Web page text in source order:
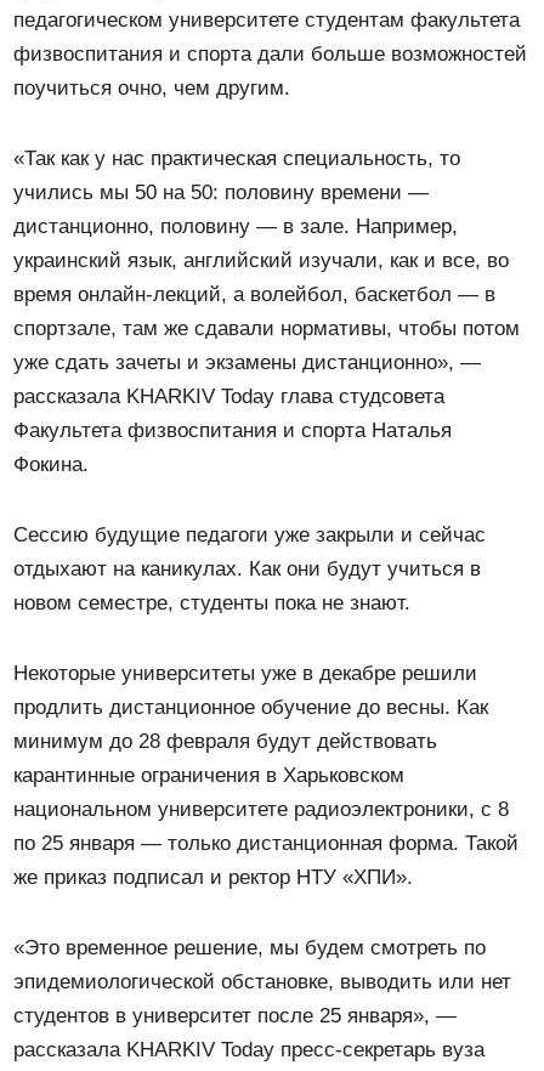
педагогическом университете студентам факультета
физвоспитания и спорта дали больше возможностей
поучиться очно, чем другим.
«Так как у нас практическая специальность, то
учились мы 50 на 50: половину времени —
дистанционно, половину — в зале. Например,
украинский язык, английский изучали, как и все, во
время онлайн-лекций, а волейбол, баскетбол — в
спортзале, там же сдавали нормативы, чтобы потом
уже сдать зачеты и экзамены дистанционно», —
рассказала KHARKIV Today глава студсовета
Факультета физвоспитания и спорта Наталья
Фокина.
Сессию будущие педагоги уже закрыли и сейчас
отдыхают на каникулах. Как они будут учиться в
новом семестре, студенты пока не знают.
Некоторые университеты уже в декабре решили
продлить дистанционное обучение до весны. Как
минимум до 28 февраля будут действовать
карантинные ограничения в Харьковском
национальном университете радиоэлектроники, с 8
по 25 января — только дистанционная форма. Такой
же приказ подписал и ректор НТУ «ХПИ».
«Это временное решение, мы будем смотреть по
эпидемиологической обстановке, выводить или нет
студентов в университет после 25 января», —
рассказала KHARKIV Today пресс-секретарь вуза